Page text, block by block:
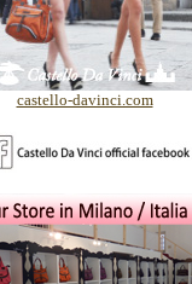
castello-davinci.com